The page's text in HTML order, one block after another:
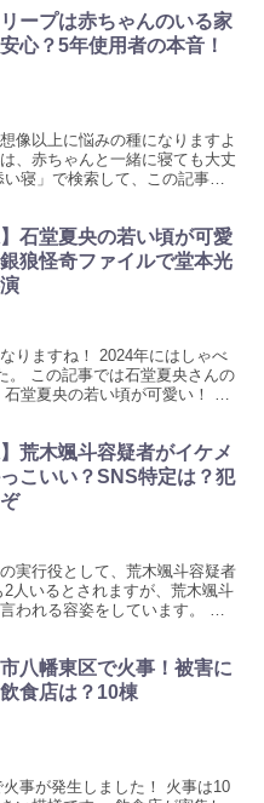
ープは赤ちゃんのいる家
心？5年使用者の本音！
像以上に悩みの種になりますよ
、赤ちゃんと一緒に寝ても大丈
寝」で検索して、この記事に
】石堂夏央の若い頃が可愛
狼怪奇ファイルで堂本光
りますね！ 2024年にはしゃべ
。 この記事では石堂夏央さんの
堂夏央の若い頃が可愛い！ 石
】荒木颯斗容疑者がイケメ
こいい？SNS特定は？犯
実行役として、荒木颯斗容疑者
人いるとされますが、荒木颯斗
われる容姿をしています。 な
八幡東区で火事！被害に
食店は？10棟
事が発生しました！ 火事は10